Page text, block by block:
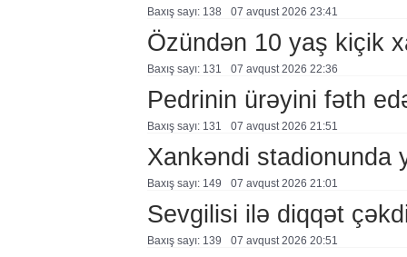
Baxış sayı: 138 07 avqust 2026 23:41
Özündən 10 yaş kiçik
Baxış sayı: 131 07 avqust 2026 22:36
Pedrinin ürəyini fəth
Baxış sayı: 131 07 avqust 2026 21:51
Xankəndi stadionunda
Baxış sayı: 149 07 avqust 2026 21:01
Sevgilisi ilə diqqət
Baxış sayı: 139 07 avqust 2026 20:51